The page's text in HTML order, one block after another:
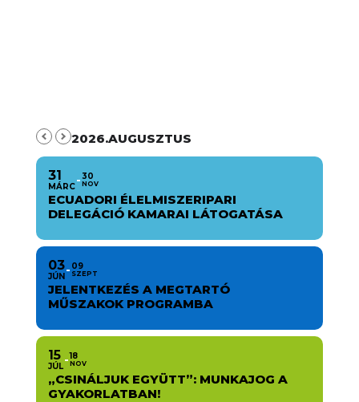
2026.AUGUSZTUS
31
MÁRC
30
NOV
ECUADORI ÉLELMISZERIPARI
DELEGÁCIÓ KAMARAI LÁTOGATÁSA
03
JÚN
09
SZEPT
JELENTKEZÉS A MEGTARTÓ
MŰSZAKOK PROGRAMBA
15
JÚL
18
NOV
„CSINÁLJUK EGYÜTT”: MUNKAJOG A
GYAKORLATBAN!